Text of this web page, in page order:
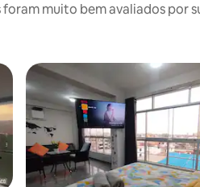
muito bem avaliados por